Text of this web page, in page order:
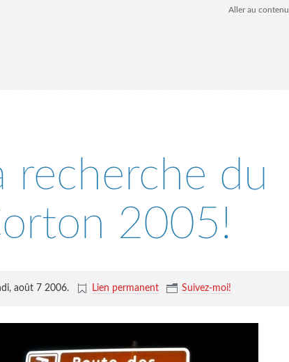
Aller au contenu
recherche du
2005!
août 7 2006. Lien permanent Suivez-moi!